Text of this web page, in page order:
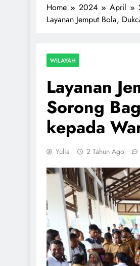
Home 2024 April
Layanan Jemput Bola,
WILAYAH
Layanan
Sorong
kepada
Yulia 2 Tahun Ago